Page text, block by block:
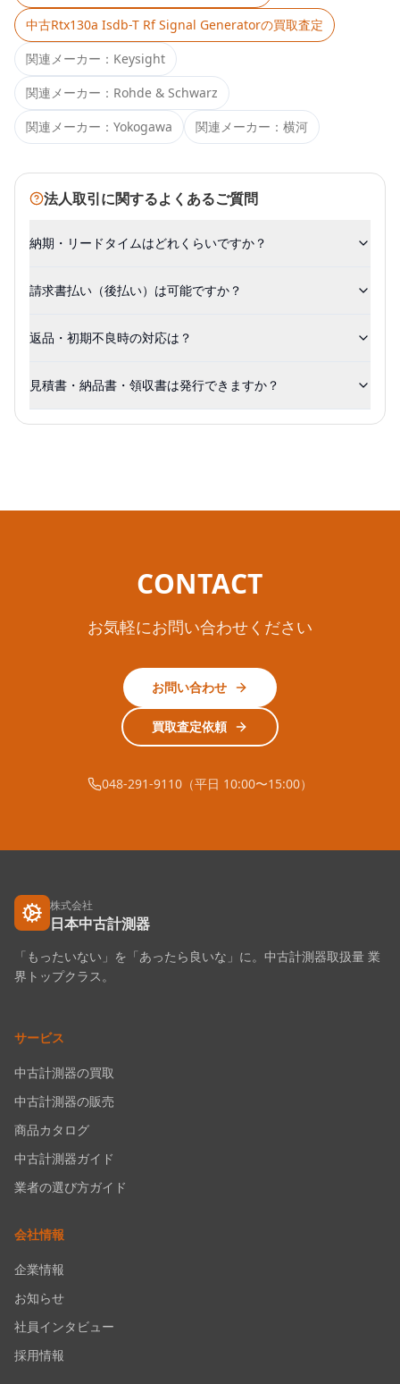
中古Rtx130a Isdb-T Rf Signal Generatorの買取査定
関連メーカー： Keysight
関連メーカー： Rohde & Schwarz
関連メーカー： Yokogawa 関連メーカー： 横河
法人取引に関するよくあるご質問
納期・リードタイムはどれくらいですか？
請求書払い（後払い）は可能ですか？
返品・初期不良時の対応は？
見積書・納品書・領収書は発行できますか？
CONTACT
お気軽にお問い合わせください
お問い合わせ
買取査定依頼
048-291-9110（平日 10:00〜15:00）
株式会社
日本中古計測器
「もったいない」を「あったら良いな」に。中古計測器取扱量 業
界トップクラス。
サービス
中古計測器の買取
中古計測器の販売
商品カタログ
中古計測器ガイド
業者の選び方ガイド
会社情報
企業情報
お知らせ
社員インタビュー
採用情報